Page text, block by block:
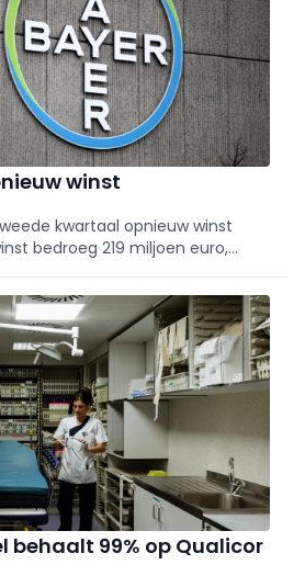
winst
kwartaal opnieuw winst
bedroeg 219 miljoen euro,
aan een forse daling van de
geschillen, met name rond het
Roundup.
behaalt 99% op Qualicor